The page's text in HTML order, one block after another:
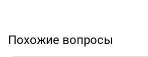
Похожие вопросы